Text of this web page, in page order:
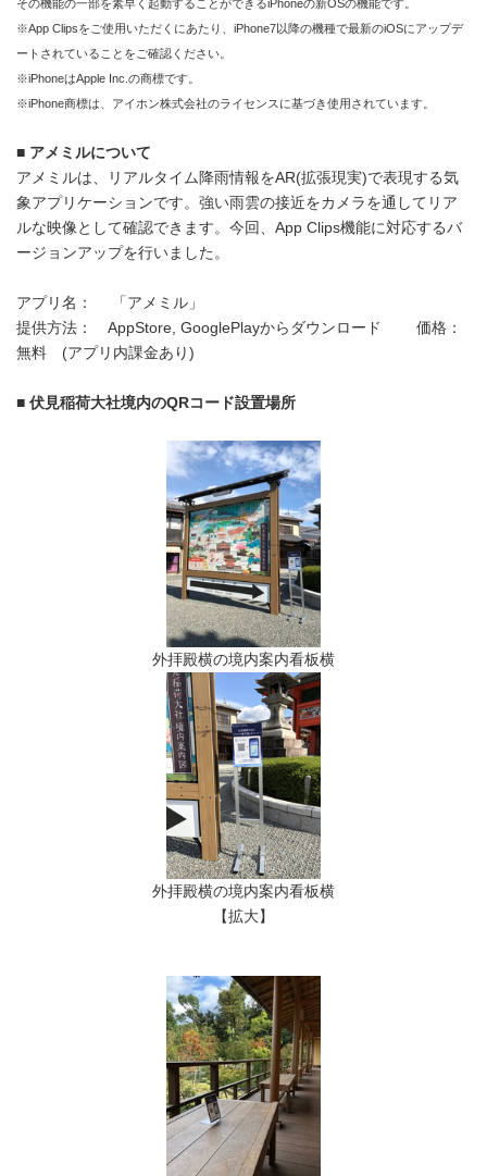
その機能の一部を素早く起動することができるiPhoneの新OSの機能です。
※App Clipsをご使用いただくにあたり、iPhone7以降の機種で最新のiOSにアップデ
ートされていることをご確認ください。
※iPhoneはApple Inc.の商標です。
※iPhone商標は、アイホン株式会社のライセンスに基づき使用されています。
■ アメミルについて
アメミルは、リアルタイム降雨情報をAR(拡張現実)で表現する気
象アプリケーションです。強い雨雲の接近をカメラを通してリア
ルな映像として確認できます。今回、App Clips機能に対応するバ
ージョンアップを行いました。
アプリ名： 「アメミル」
提供方法： AppStore, GooglePlayからダウンロード 価格：
無料 (アプリ内課金あり)
■ 伏見稲荷大社境内のQRコード設置場所
外拝殿横の境内案内看板横
外拝殿横の境内案内看板横
【拡大】